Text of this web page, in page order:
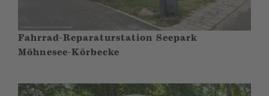
Fahrrad-Reparaturstation Seepark
Möhnesee-Körbecke